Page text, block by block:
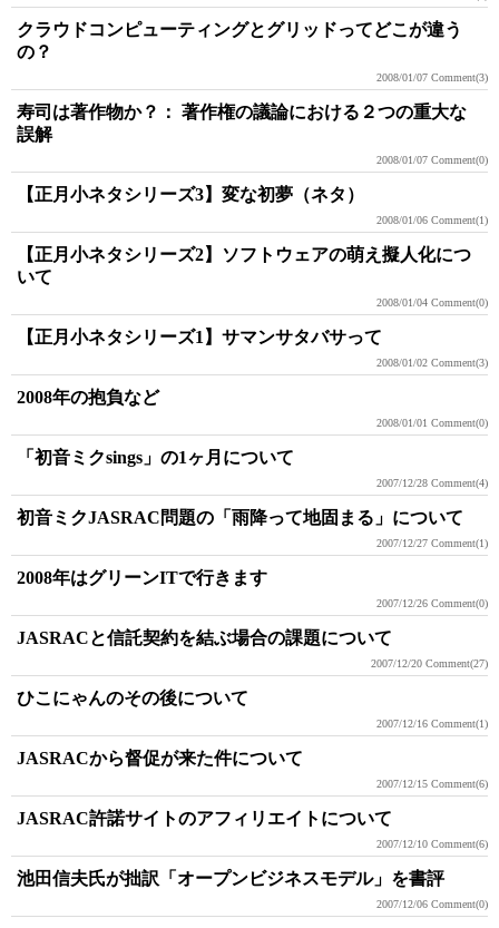
クラウドコンピューティングとグリッドってどこが違う
の？
2008/01/07 Comment(3)
寿司は著作物か？： 著作権の議論における２つの重大な
誤解
2008/01/07 Comment(0)
【正月小ネタシリーズ3】変な初夢（ネタ）
2008/01/06 Comment(1)
【正月小ネタシリーズ2】ソフトウェアの萌え擬人化につ
いて
2008/01/04 Comment(0)
【正月小ネタシリーズ1】サマンサタバサって
2008/01/02 Comment(3)
2008年の抱負など
2008/01/01 Comment(0)
「初音ミクsings」の1ヶ月について
2007/12/28 Comment(4)
初音ミクJASRAC問題の「雨降って地固まる」について
2007/12/27 Comment(1)
2008年はグリーンITで行きます
2007/12/26 Comment(0)
JASRACと信託契約を結ぶ場合の課題について
2007/12/20 Comment(27)
ひこにゃんのその後について
2007/12/16 Comment(1)
JASRACから督促が来た件について
2007/12/15 Comment(6)
JASRAC許諾サイトのアフィリエイトについて
2007/12/10 Comment(6)
池田信夫氏が拙訳「オープンビジネスモデル」を書評
2007/12/06 Comment(0)